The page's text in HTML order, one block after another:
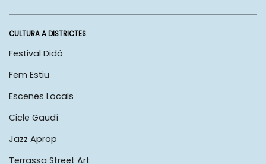
CULTURA A DISTRICTES
Festival Didó
Fem Estiu
Escenes Locals
Cicle Gaudí
Jazz Aprop
Terrassa Street Art